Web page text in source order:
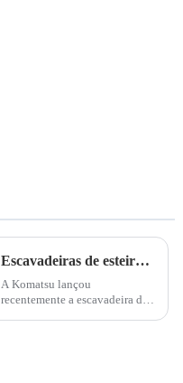
Escavadeiras de esteira para demolição de alto alcance: PC490HRD-11
A Komatsu lançou
recentemente a escavadeira de